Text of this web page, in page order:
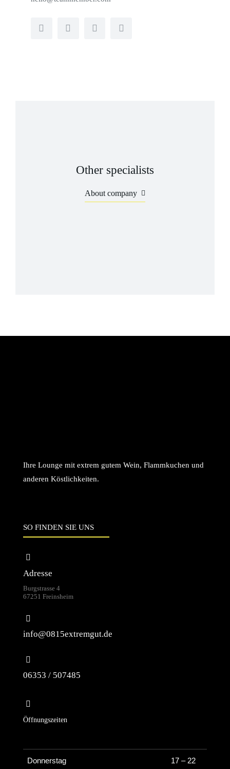
Other specialists
About company
Ihre Lounge mit extrem gutem Wein, Flammkuchen und
anderen Köstlichkeiten.
SO FINDEN SIE UNS
Adresse
Burgstrasse 4
67251 Freinsheim
info@0815extremgut.de
06353 / 507485
Öffnungszeiten
Donnerstag
17 – 22